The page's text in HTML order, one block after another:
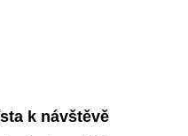
k návštěvě